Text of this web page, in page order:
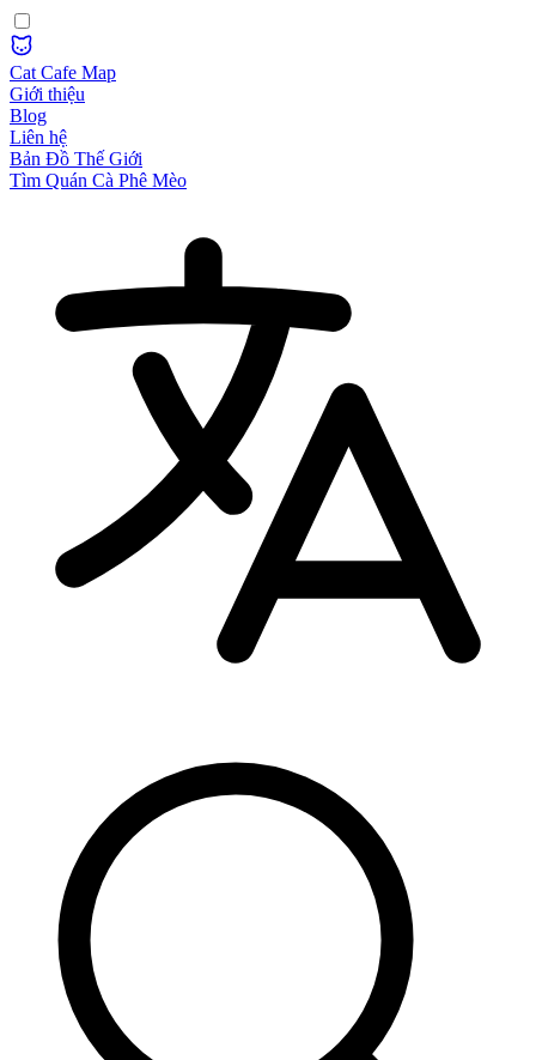
Cat Cafe Map
Giới thiệu
Blog
Liên hệ
Bản Đồ Thế Giới
Tìm Quán Cà Phê Mèo